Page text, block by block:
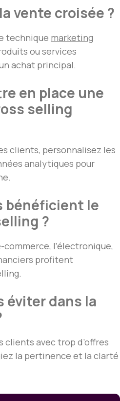
vente croisée ?
technique marketing
ou services
achat principal.
en place une
selling
clients, personnalisez les
analytiques pour
bénéficient le
?
commerce, l’électronique,
profitent
éviter dans la
clients avec trop d’offres
la pertinence et la clarté